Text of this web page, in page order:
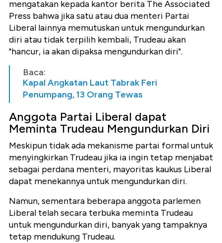
mengatakan kepada kantor berita The Associated
Press bahwa jika satu atau dua menteri Partai
Liberal lainnya memutuskan untuk mengundurkan
diri atau tidak terpilih kembali, Trudeau akan
"hancur, ia akan dipaksa mengundurkan diri".
Baca:
Kapal Angkatan Laut Tabrak Feri
Penumpang, 13 Orang Tewas
Anggota Partai Liberal dapat
Meminta Trudeau Mengundurkan Diri
Meskipun tidak ada mekanisme partai formal untuk
menyingkirkan Trudeau jika ia ingin tetap menjabat
sebagai perdana menteri, mayoritas kaukus Liberal
dapat menekannya untuk mengundurkan diri.
Namun, sementara beberapa anggota parlemen
Liberal telah secara terbuka meminta Trudeau
untuk mengundurkan diri, banyak yang tampaknya
tetap mendukung Trudeau.